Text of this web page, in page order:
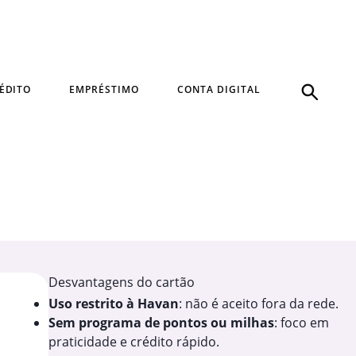
EMPRÉSTIMO CONTA DIGITAL
Desvantagens do cartão
Uso restrito à Havan: não é aceito fora da rede.
Sem programa de pontos ou milhas: foco em
praticidade e crédito rápido.